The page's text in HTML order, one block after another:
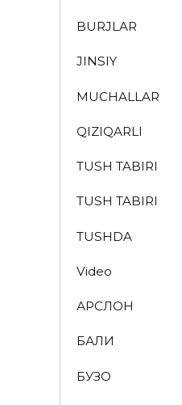
BURJLAR
JINSIY
MUCHALLAR
QIZIQARLI
TUSH TABIRI
TUSH TABIRI
TUSHDA
Video
АРСЛОН
БАЛИҚ
БУЗОҚ